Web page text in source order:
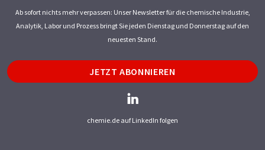
Ab sofort nichts mehr verpassen: Unser Newsletter für die chemische Industrie,
Analytik, Labor und Prozess bringt Sie jeden Dienstag und Donnerstag auf den
neuesten Stand.
JETZT ABONNIEREN
chemie.de auf LinkedIn folgen